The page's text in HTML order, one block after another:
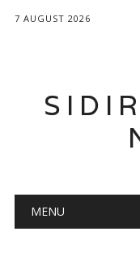
7 AUGUST 2026
Main
MENU